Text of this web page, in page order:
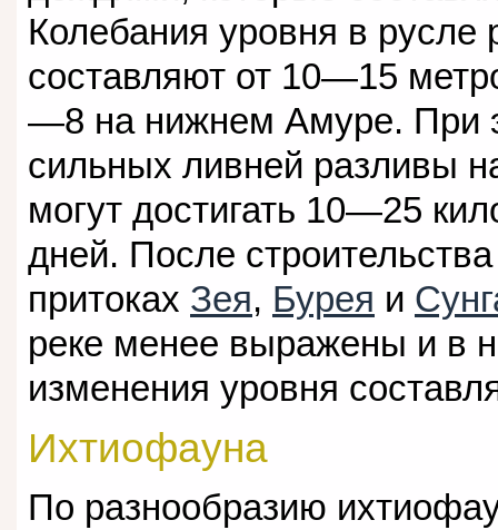
Колебания уровня в русле
составляют от 10—15
—8 на нижнем Амуре. При
сильных ливней разливы
могут достигать 10—25
дней. После
притоках Зея, Бурея и
реке менее выражены и в
изменения уровня
Ихтиофауна
По разнообразию